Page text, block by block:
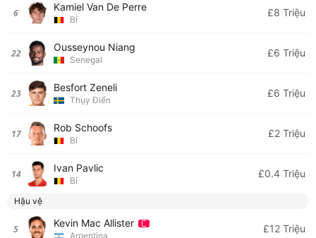
6 Kamiel Van De Perre
Bỉ
£8 Triệu
22 Ousseynou Niang
Senegal
£6 Triệu
23 Besfort Zeneli
Thụy Điển
£6 Triệu
17 Rob Schoofs
Bỉ
£2 Triệu
14 Ivan Pavlic
Bỉ
£0.4 Triệu
Hậu vệ
5 Kevin Mac Allister
Argentina
£12 Triệu